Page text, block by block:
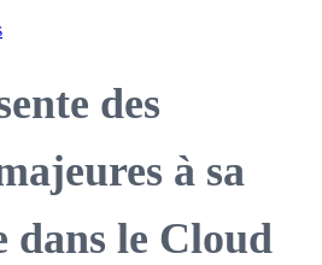
des
à sa
dans le Cloud